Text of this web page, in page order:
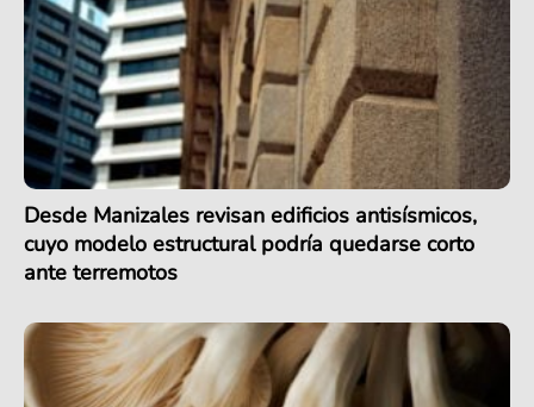
Desde Manizales revisan edificios antisísmicos,
cuyo modelo estructural podría quedarse corto
ante terremotos